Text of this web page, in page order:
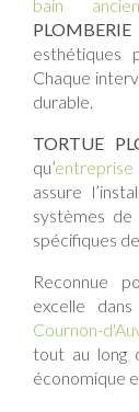
bain
PLOMBERIE
esthétiques
Chaque
durable.
TORTUE
qu’
assure
systèmes de
spécifiques
Reconnue
excelle dans
Cournon-
tout au long
économique